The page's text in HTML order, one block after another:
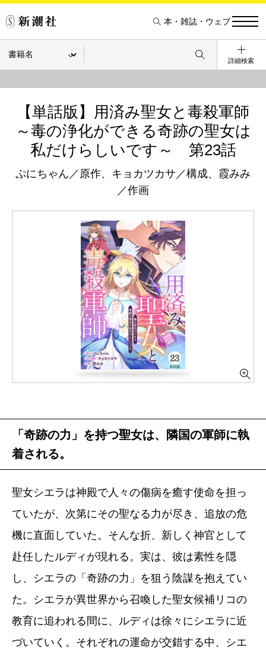
本・雑誌・ウェブ
詳細検索
【単話版】用済み聖女と毒殺軍師
～毒の浄化ができる奇跡の聖女は
私だけらしいです～ 第23話
ぷにちゃん／原作、キョカツカサ／構成、霞みみ
／作画
「奇跡の力」を持つ聖女は、隣国の軍師に執
着される。
聖女シエラは神殿で人々の傷病を癒す使命を担っ
ていたが、次第にその聖なる力が尽き、追放の危
機に直面していた。そんな折、新しく神官として
赴任したルディが現れる。実は、彼は素性を隠
し、シエラの「奇跡の力」を狙う陰謀を抱えてい
た。シエラが異世界から召喚した聖女候補リコの
教育に追われる間に、ルディは徐々にシエラに近
づいていく。それぞれの運命が交錯する中、シエ